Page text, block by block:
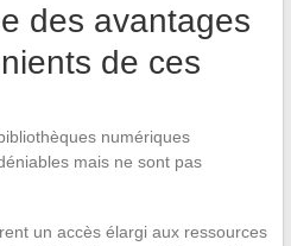
des avantages
de ces
numériques
mais ne sont pas
un accès élargi aux ressources